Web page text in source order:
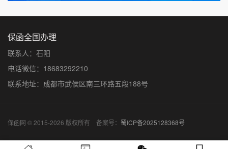
保函全国办理
联系人：石阳
电话微信：18683292210
联系地址：成都市武侯区南三环路五段188号
保函网 © 2015-2026 版权所有 备案号： 蜀ICP备2025128368号